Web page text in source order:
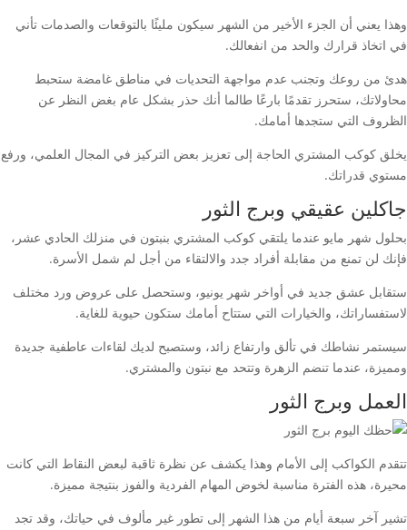
وهذا يعني أن الجزء الأخير من الشهر سيكون مليئًا بالتوقعات والصدمات تأني
في اتخاذ قرارك والحد من انفعالك.
هدئ من روعك وتجنب عدم مواجهة التحديات في مناطق غامضة ستحبط
محاولاتك، ستحرز تقدمًا بارعًا طالما أنك حذر بشكل عام بغض النظر عن
الظروف التي ستجدها أمامك.
يخلق كوكب المشتري الحاجة إلى تعزيز بعض التركيز في المجال العلمي، ورفع
مستوي قدراتك.
جاكلين عقيقي وبرج الثور
بحلول شهر مايو عندما يلتقي كوكب المشتري بنبتون في منزلك الحادي عشر،
فإنك لن تمنع من مقابلة أفراد جدد والالتقاء من أجل لم شمل الأسرة.
ستقابل عشق جديد في أواخر شهر يونيو، وستحصل على عروض ورد مختلف
لاستفساراتك، والخيارات التي ستتاح أمامك ستكون حيوية للغاية.
سيستمر نشاطك في تألق وارتفاع زائد، وستصبح لديك لقاءات عاطفية جديدة
ومميزة، عندما تنضم الزهرة وتتحد مع نبتون والمشتري.
العمل وبرج الثور
تتقدم الكواكب إلى الأمام وهذا يكشف عن نظرة ثاقبة لبعض النقاط التي كانت
محيرة، هذه الفترة مناسبة لخوض المهام الفردية والفوز بنتيجة مميزة.
تشير آخر سبعة أيام من هذا الشهر إلى تطور غير مألوف في حياتك، وقد تجد